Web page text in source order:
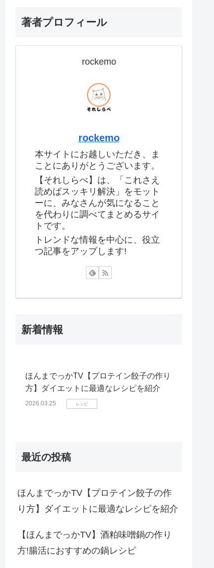
著者プロフィール
rockemo
rockemo
本サイトにお越しいただき、ま
ことにありがとうございます。
【それしらべ】は、「これさえ
読めばスッキリ解決」をモット
ーに、みなさんが気になること
を代わりに調べてまとめるサイ
トです。
トレンドな情報を中心に、役立
つ記事をアップします!
新着情報
ほんまでっかTV【プロテイン餃子の作り
方】ダイエットに最適なレシピを紹介
2026.03.25 レシピ
最近の投稿
ほんまでっかTV【プロテイン餃子の作
り方】ダイエットに最適なレシピを紹介
【ほんまでっかTV】酒粕味噌鍋の作り
方!腸活におすすめの鍋レシピ